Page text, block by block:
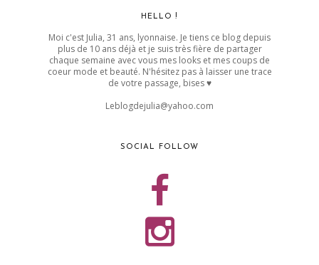
HELLO !
Moi c'est Julia, 31 ans, lyonnaise. Je tiens ce blog depuis
plus de 10 ans déjà et je suis très fière de partager
chaque semaine avec vous mes looks et mes coups de
coeur mode et beauté. N'hésitez pas à laisser une trace
de votre passage, bises ♥
Leblogdejulia@yahoo.com
SOCIAL FOLLOW